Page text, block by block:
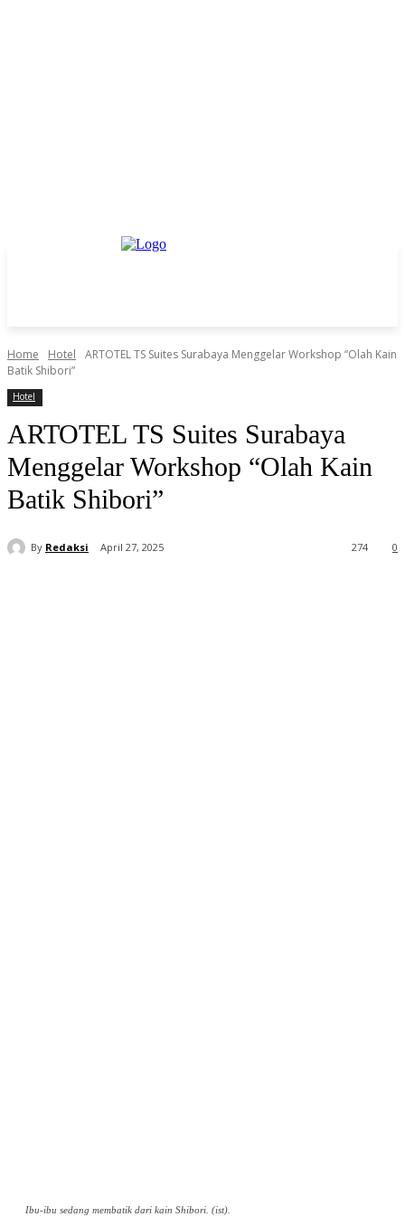
Home Hotel
ARTOTEL TS Suites Surabaya Menggelar Workshop “Olah Kain
Batik Shibori”
Hotel
ARTOTEL TS Suites Surabaya
Menggelar Workshop “Olah Kain
Batik Shibori”
By Redaksi April 27, 2025 0
274
Ibu-ibu sedang membatik dari kain Shibori. (ist).